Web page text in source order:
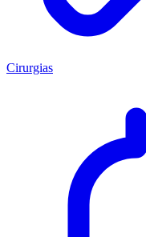
Cirurgias